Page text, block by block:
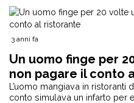
3 anni fa
Un uomo finge per
non pagare il conto
L’uomo mangiava in ristoranti
conto simulava un infarto per